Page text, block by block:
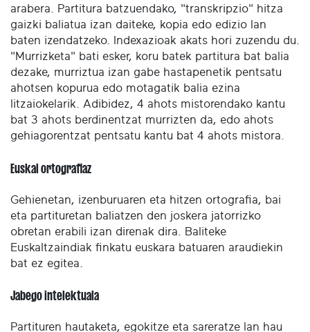
arabera. Partitura batzuendako, "transkripzio" hitza
gaizki baliatua izan daiteke, kopia edo edizio lan
baten izendatzeko. Indexazioak akats hori zuzendu du.
"Murrizketa" bati esker, koru batek partitura bat balia
dezake, murriztua izan gabe hastapenetik pentsatu
ahotsen kopurua edo motagatik balia ezina
litzaiokelarik. Adibidez, 4 ahots mistorendako kantu
bat 3 ahots berdinentzat murrizten da, edo ahots
gehiagorentzat pentsatu kantu bat 4 ahots mistora.
Euskal ortografiaz
Gehienetan, izenburuaren eta hitzen ortografia, bai
eta partituretan baliatzen den joskera jatorrizko
obretan erabili izan direnak dira. Baliteke
Euskaltzaindiak finkatu euskara batuaren araudiekin
bat ez egitea.
Jabego intelektuala
Partituren hautaketa, egokitze eta sareratze lan hau